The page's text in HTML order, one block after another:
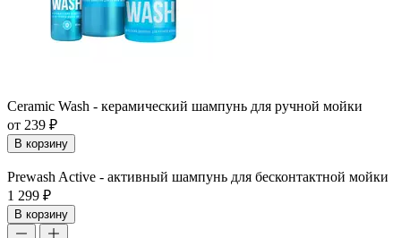
Ceramic Wash - керамический шампунь для ручной мойки
от 239 ₽
В корзину
Prewash Active - активный шампунь для бесконтактной мойки
1 299 ₽
В корзину